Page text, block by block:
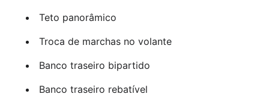
Teto panorâmico
Troca de marchas no volante
Banco traseiro bipartido
Banco traseiro rebatível